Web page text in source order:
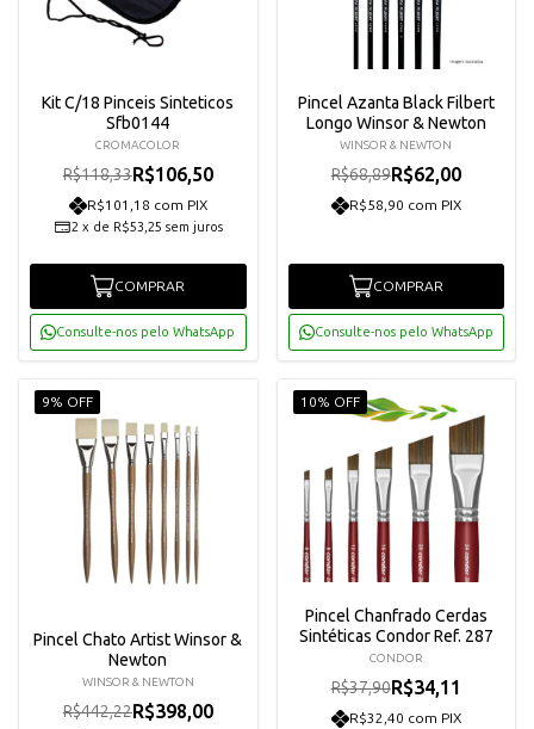
Kit C/18 Pinceis Sinteticos
Sfb0144
CROMACOLOR
R$118,33R$106,50
R$101,18 com PIX
2 x de R$53,25 sem juros
COMPRAR
Consulte-nos pelo WhatsApp
Pincel Azanta Black Filbert
Longo Winsor & Newton
WINSOR & NEWTON
R$68,89R$62,00
R$58,90 com PIX
COMPRAR
Consulte-nos pelo WhatsApp
9% OFF
Pincel Chato Artist Winsor &
Newton
WINSOR & NEWTON
R$442,22R$398,00
10% OFF
Pincel Chanfrado Cerdas
Sintéticas Condor Ref. 287
CONDOR
R$37,90R$34,11
R$32,40 com PIX